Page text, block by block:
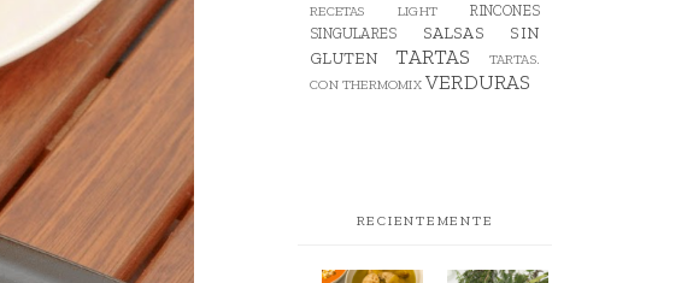
RECETAS LIGHT
RINCONES
SINGULARES
SALSAS
SIN
GLUTEN
TARTAS
TARTAS.
CON THERMOMIX VERDURAS
RECIENTEMENTE